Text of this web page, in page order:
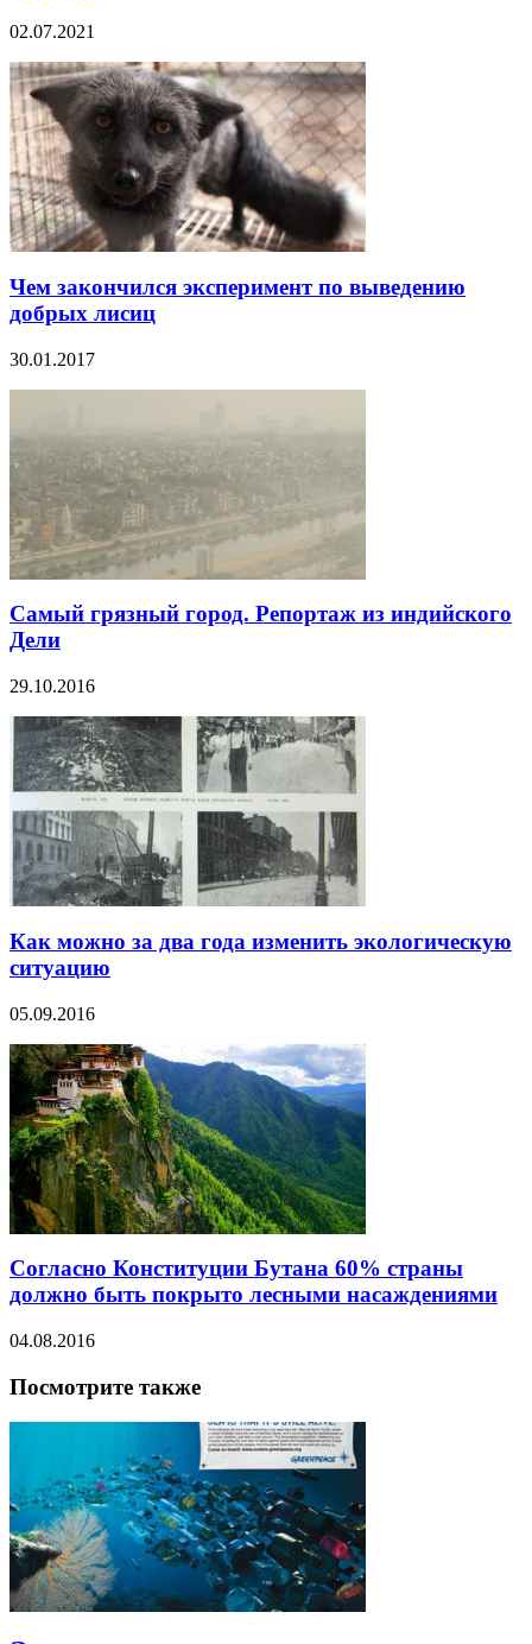
02.07.2021
Чем закончился эксперимент по выведению
добрых лисиц
30.01.2017
Самый грязный город. Репортаж из индийского
Дели
29.10.2016
Как можно за два года изменить экологическую
ситуацию
05.09.2016
Согласно Конституции Бутана 60% страны
должно быть покрыто лесными насаждениями
04.08.2016
Посмотрите также